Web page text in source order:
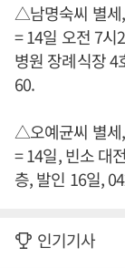
△남명숙씨 별세
= 14일 오전 7시
병원 장례식장 4
60.
△오예균씨 별세
= 14일, 빈소 대
층, 발인 16일,
인기기사